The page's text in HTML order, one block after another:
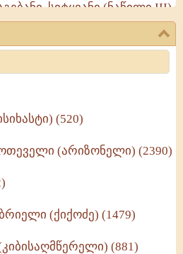
სიტყვანი (ნაწილი III)
რჩევები
ეპისკოპოსისა - II ტომი
სახელმძღვანელო -
(520)
(არიზონელი) (2390)
(ქიქოძე) (1479)
(881)